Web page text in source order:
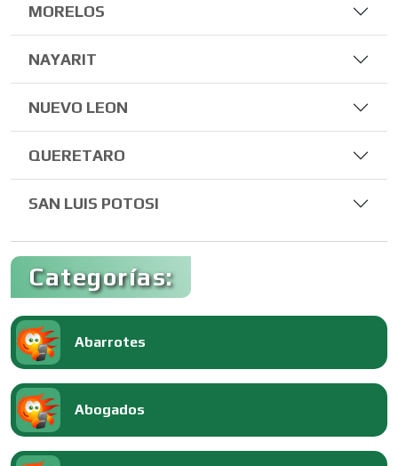
MORELOS
NAYARIT
NUEVO LEON
QUERETARO
SAN LUIS POTOSI
Categorías:
Abarrotes
Abogados